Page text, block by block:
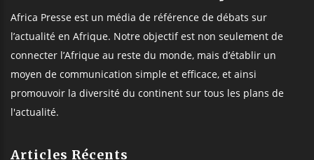
Africa Presse est un média de référence de débats sur
l’actualité en Afrique. Notre objectif est non seulement de
connecter l’Afrique au reste du monde, mais d’établir un
moyen de communication simple et efficace, et ainsi
promouvoir la diversité du continent sur tous les plans de
l'actualité.
Articles Récents